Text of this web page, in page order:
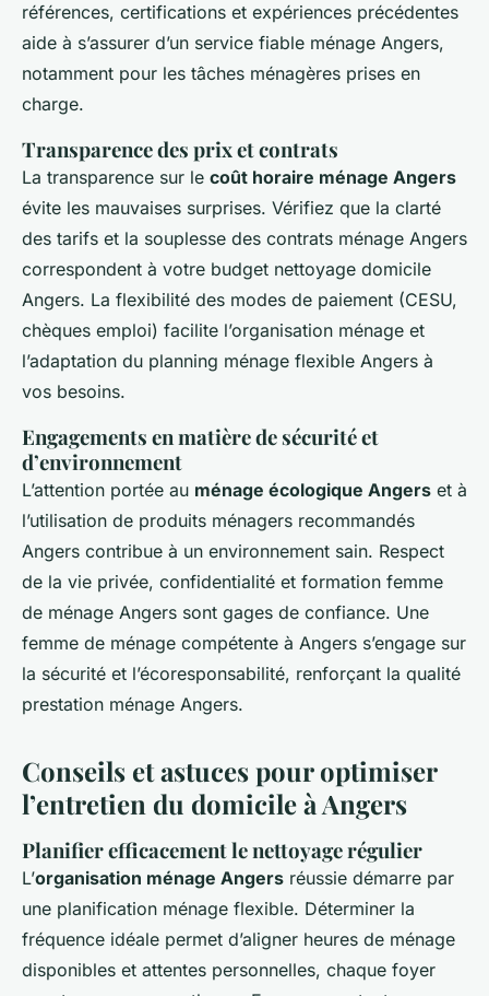
références, certifications et expériences précédentes
aide à s’assurer d’un service fiable ménage Angers,
notamment pour les tâches ménagères prises en
charge.
Transparence des prix et contrats
La transparence sur le coût horaire ménage Angers
évite les mauvaises surprises. Vérifiez que la clarté
des tarifs et la souplesse des contrats ménage Angers
correspondent à votre budget nettoyage domicile
Angers. La flexibilité des modes de paiement (CESU,
chèques emploi) facilite l’organisation ménage et
l’adaptation du planning ménage flexible Angers à
vos besoins.
Engagements en matière de sécurité et
d’environnement
L’attention portée au ménage écologique Angers et à
l’utilisation de produits ménagers recommandés
Angers contribue à un environnement sain. Respect
de la vie privée, confidentialité et formation femme
de ménage Angers sont gages de confiance. Une
femme de ménage compétente à Angers s’engage sur
la sécurité et l’écoresponsabilité, renforçant la qualité
prestation ménage Angers.
Conseils et astuces pour optimiser
l’entretien du domicile à Angers
Planifier efficacement le nettoyage régulier
L’organisation ménage Angers réussie démarre par
une planification ménage flexible. Déterminer la
fréquence idéale permet d’aligner heures de ménage
disponibles et attentes personnelles, chaque foyer